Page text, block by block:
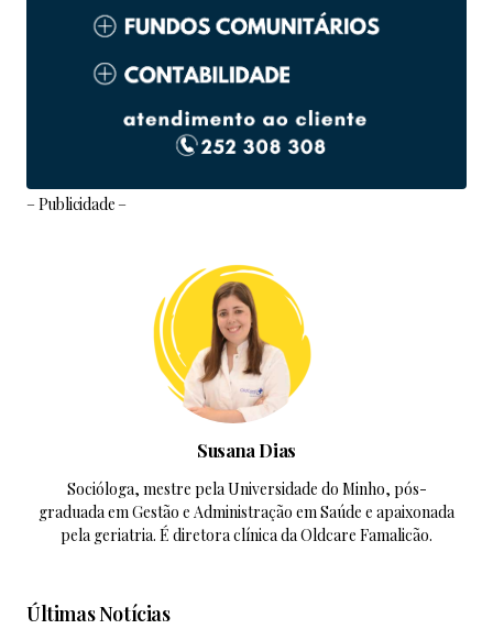
– Publicidade –
Susana Dias
Socióloga, mestre pela Universidade do Minho, pós-
graduada em Gestão e Administração em Saúde e apaixonada
pela geriatria. É diretora clínica da Oldcare Famalicão.
Últimas Notícias